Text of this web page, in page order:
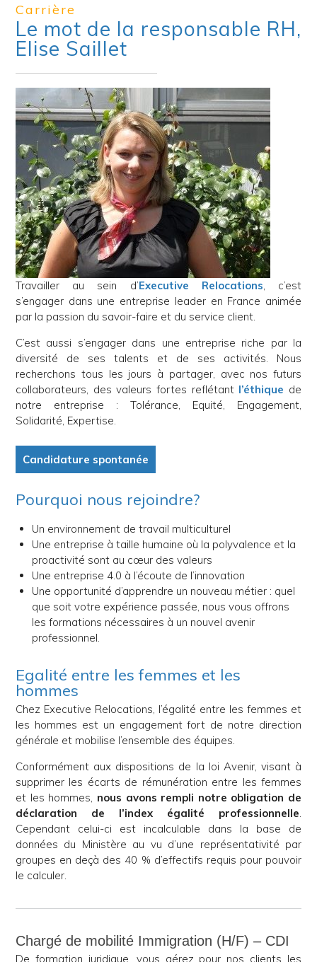
Carrière
Le mot de la responsable RH,
Elise Saillet
Travailler au sein d’Executive Relocations , c’est
s’engager dans une entreprise leader en France animée
par la passion du savoir-faire et du service client.
C’est aussi s’engager dans une entreprise riche par la
diversité de ses talents et de ses activités. Nous
recherchons tous les jours à partager, avec nos futurs
collaborateurs, des valeurs fortes reflétant l’éthique de
notre entreprise : Tolérance, Equité, Engagement,
Solidarité, Expertise.
Candidature spontanée
Pourquoi nous rejoindre?
Un environnement de travail multiculturel
Une entreprise à taille humaine où la polyvalence et la
proactivité sont au cœur des valeurs
Une entreprise 4.0 à l’écoute de l’innovation
Une opportunité d’apprendre un nouveau métier : quel
que soit votre expérience passée, nous vous offrons
les formations nécessaires à un nouvel avenir
professionnel.
Egalité entre les femmes et les
hommes
Chez Executive Relocations, l’égalité entre les femmes et
les hommes est un engagement fort de notre direction
générale et mobilise l’ensemble des équipes.
Conformément aux dispositions de la loi Avenir, visant à
supprimer les écarts de rémunération entre les femmes
et les hommes, nous avons rempli notre obligation de
déclaration de l’index égalité professionnelle
Cependant celui-ci est incalculable dans la base de
données du Ministère au vu d’une représentativité par
groupes en deçà des 40 % d’effectifs requis pour pouvoir
le calculer.
Chargé de mobilité Immigration (H/F) – CDI
De formation juridique, vous gérez pour nos clients les